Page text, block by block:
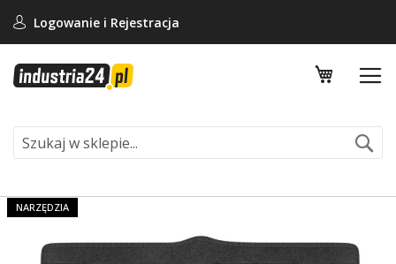
Logowanie i Rejestracja
Mój
NARZĘDZIA